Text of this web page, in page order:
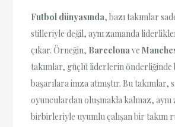
Futbol dünyasında, bazı takımlar
stilleriyle değil, aynı zamanda
çıkar. Örneğin, Barcelonave
takımlar, güçlü liderlerin önderliğinde
başarılara imza atmıştır. Bu takımlar,
oyunculardan oluşmakla kalmaz, aynı
birbirleriyle uyumlu çalışan bir takım